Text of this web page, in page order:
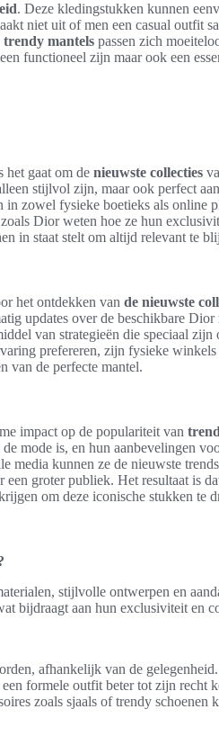
. Deze kledingstukken kunnen
niet uit of men een casual outfit
trendy mantels passen zich
functioneel zijn maar ook een
het gaat om de nieuwste collecties
stijlvol zijn, maar ook perfect
zowel fysieke boetieks als online
Dior weten hoe ze hun
in staat stelt om altijd relevant te
het ontdekken van de nieuwste
updates over de beschikbare Dior
van strategieën die speciaal
prefereren, zijn fysieke winkels
van de perfecte mantel.
impact op de populariteit van
mode is, en hun aanbevelingen
media kunnen ze de nieuwste
groter publiek. Het resultaat is
om deze iconische stukken te
stijlvolle ontwerpen en
bijdraagt aan hun exclusiviteit en
afhankelijk van de
formele outfit beter tot zijn recht
zoals sjaals of trendy schoenen